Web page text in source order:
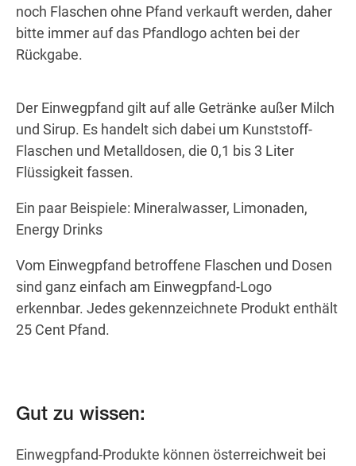
noch Flaschen ohne Pfand verkauft werden, daher
bitte immer auf das Pfandlogo achten bei der
Rückgabe.
Der Einwegpfand gilt auf alle Getränke außer Milch
und Sirup. Es handelt sich dabei um Kunststoff-
Flaschen und Metalldosen, die 0,1 bis 3 Liter
Flüssigkeit fassen.
Ein paar Beispiele: Mineralwasser, Limonaden,
Energy Drinks
Vom Einwegpfand betroffene Flaschen und Dosen
sind ganz einfach am Einwegpfand-Logo
erkennbar. Jedes gekennzeichnete Produkt enthält
25 Cent Pfand.
Gut zu wissen:
Einwegpfand-Produkte können österreichweit bei